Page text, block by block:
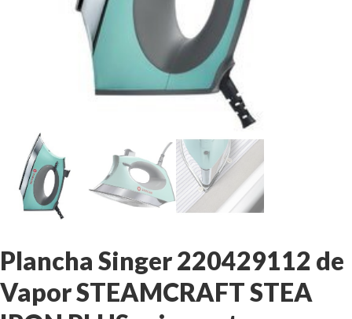
Plancha Singer 220429112 de
Vapor STEAMCRAFT STEA